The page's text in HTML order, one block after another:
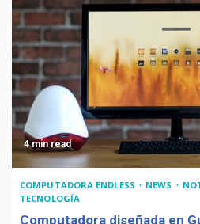
4 min read
COMPUTADORA ENDLESS NEWS
TECNOLOGÍA
Computadora diseñada en